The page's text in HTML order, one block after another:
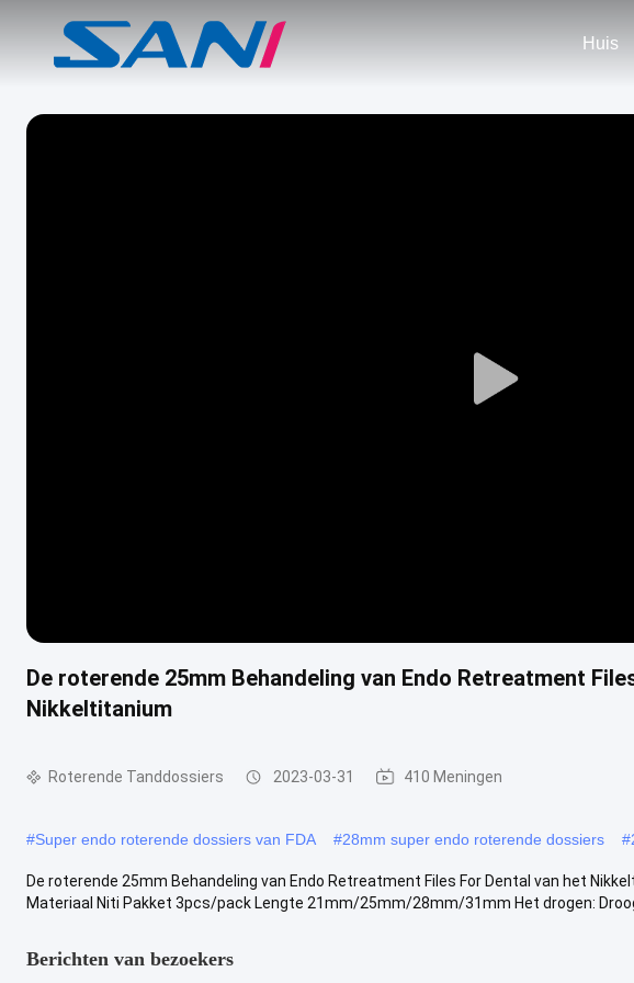
Huis
Play
De roterende 25mm Behandeling van Endo Retreatment
Nikkeltitanium
Roterende Tanddossiers 2023-03-31 410 Meningen
#Super endo roterende dossiers van FDA #28mm super endo roterende dossiers #
De roterende 25mm Behandeling van Endo Retreatment Files For Dental van het
Materiaal Niti Pakket 3pcs/pack Lengte 21mm/25mm/28mm/31mm Het drogen: Droog
Berichten van bezoekers